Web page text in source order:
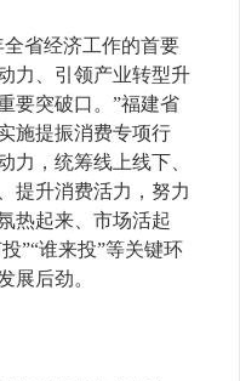
省经济工作的首要
力、引领产业转型升
要突破口。”福建省
施提振消费专项行
力，统筹线上线下、
提升消费活力，努力
热起来、市场活起
”“谁来投”等关键环
展后劲。